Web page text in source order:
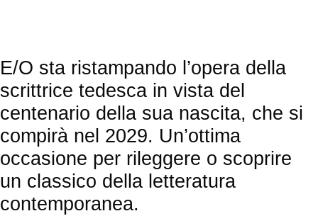
E/O sta ristampando l’opera della
scrittrice tedesca in vista del
centenario della sua nascita, che si
compirà nel 2029. Un’ottima
occasione per rileggere o scoprire
un classico della letteratura
contemporanea.